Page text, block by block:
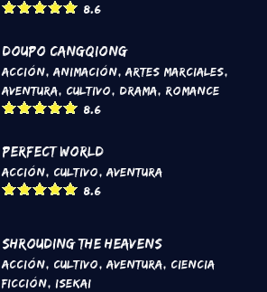
8.6
DouPo Cangqiong
Acción,Animación,Artes marciales,
Aventura, Cultivo, Drama, Romance
8.6
Perfect World
Acción, Cultivo,Aventura
8.6
Shrouding the Heavens
Acción, Cultivo,Aventura, Ciencia
Ficción, Isekai